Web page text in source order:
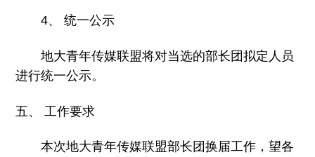
4、 统一公示
地大青年传媒联盟将对当选的部长团拟定人员
进行统一公示。
五、 工作要求
本次地大青年传媒联盟部长团换届工作，望各